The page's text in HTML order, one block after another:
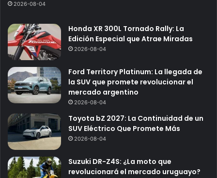
2026-08-04
Honda XR 300L Tornado Rally: La
Edición Especial que Atrae Miradas
2026-08-04
Ford Territory Platinum: La llegada de
la SUV que promete revolucionar el
mercado argentino
2026-08-04
Toyota bZ 2027: La Continuidad de un
SUV Eléctrico Que Promete Más
2026-08-04
Suzuki DR-Z4S: ¿La moto que
revolucionará el mercado uruguayo?